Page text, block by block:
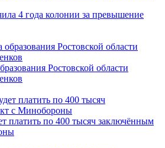
4 года колонии за превышение
Ростовской области
платить по 400 тысяч заключённым